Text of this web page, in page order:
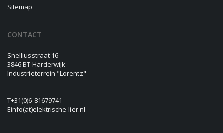
Sitemap
CONTACT
Snelliusstraat 16
3846 BT Harderwijk
Industrieterrein "Lorentz"
T+31(0)6-81679741
Einfo(at)elektrische-lier.nl